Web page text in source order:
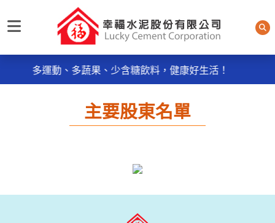
幸福水泥股份有限公司
每日規律運動30分鐘輕鬆做 天天我的餐盤6口訣餐餐吃，
多運動、多蔬果、少含糖飲料，健康好生活！
《品質政策》~ ● 服務週到：主動服務，消除客戶抱怨
。
● 品質保證：控制不良率，實施及維持ISO9001：2015
品質管理系統。
《品質政策》~ ● 服務週到：主動服務，消除客戶抱怨
品質管理系統。
主要股東名單